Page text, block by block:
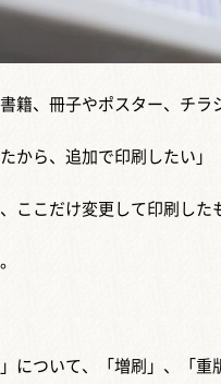
籍、冊子やポスター、チラ
から、追加で印刷したい」
ここだけ変更して印刷した
について、「増刷」、「